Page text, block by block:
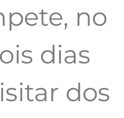
no
dias
dos